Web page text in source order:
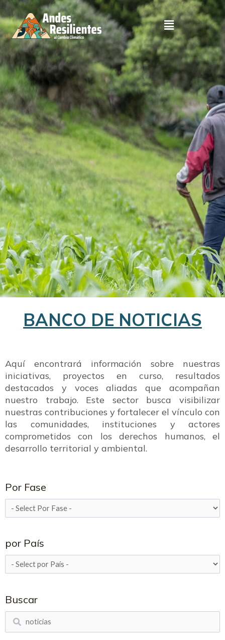
BANCO DE NOTICIAS
Aquí encontrará información sobre nuestras
iniciativas, proyectos en curso, resultados
destacados y voces aliadas que acompañan
nuestro trabajo. Este sector busca visibilizar
nuestras contribuciones y fortalecer el vínculo con
las comunidades, instituciones y actores
comprometidos con los derechos humanos, el
desarrollo territorial y ambiental.
Por Fase
por País
Buscar